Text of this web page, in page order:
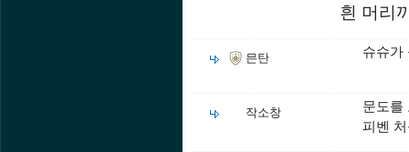
흰 머리
믄탄 슈슈가
작소창
문도를
피벤